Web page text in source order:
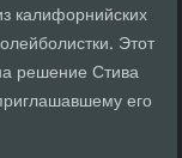
калифорнийских
Этот
решение Стива
его